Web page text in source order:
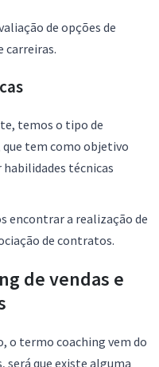
de opções de
carreiras.
temos o tipo de
tem como objetivo
habilidades técnicas
encontrar a realização de
de contratos.
de vendas e
o termo coaching vem do
que existe alguma